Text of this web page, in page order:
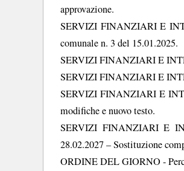
approvazione.
SERVIZI FINANZIARI E
comunale n. 3 del 15.01.2025.
SERVIZI FINANZIARI E
SERVIZI FINANZIARI E
SERVIZI FINANZIARI E
modifiche e nuovo testo.
SERVIZI FINANZIARI E
28.02.2027 – Sostituzione
ORDINE DEL GIORNO -